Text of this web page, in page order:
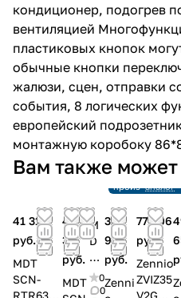
кондиционер, подогрев
вентиляцией
пластиковых кнопок
обычные кнопки
жалюзи, сцен, отправки
события, 8 логических
европейский
монтажную коробоку
Вам также может
41 311
руб.
MDT
SCN-
RTR63S.
41
311
руб.
MDT
M
D
T
BE
-
0
0
Снято с
32
966
руб.
Zenni
Снято с
Ссылка
77 406
руб.
Zennio
ZVIZ35
V2GW